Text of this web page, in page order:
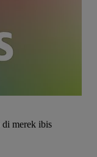
di merek ibis